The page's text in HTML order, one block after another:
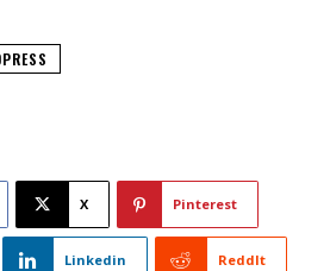
X Pinterest
Linkedin ReddIt